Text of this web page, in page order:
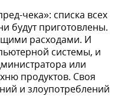
чека»: списка всех
будут приготов­лены.
расходами. И
системы, и
или
продуктов. Своя
и злоупотреблений